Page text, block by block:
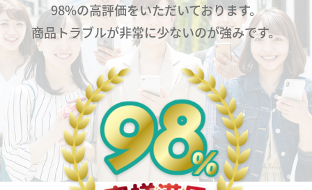
98%の高評価をいただいております。
商品トラブルが非常に少ないのが強みです。